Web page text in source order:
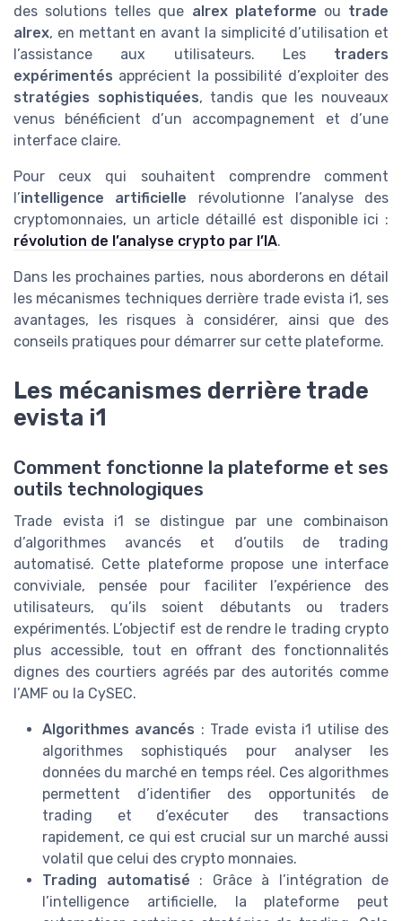
des solutions telles que alrex plateforme ou trade
alrex, en mettant en avant la simplicité d’utilisation et
l’assistance aux utilisateurs. Les traders
expérimentés apprécient la possibilité d’exploiter des
stratégies sophistiquées, tandis que les nouveaux
venus bénéficient d’un accompagnement et d’une
interface claire.
Pour ceux qui souhaitent comprendre comment
l’intelligence artificielle révolutionne l’analyse des
cryptomonnaies, un article détaillé est disponible ici :
révolution de l’analyse crypto par l’IA.
Dans les prochaines parties, nous aborderons en détail
les mécanismes techniques derrière trade evista i1, ses
avantages, les risques à considérer, ainsi que des
conseils pratiques pour démarrer sur cette plateforme.
Les mécanismes derrière trade
evista i1
Comment fonctionne la plateforme et ses
outils technologiques
Trade evista i1 se distingue par une combinaison
d’algorithmes avancés et d’outils de trading
automatisé. Cette plateforme propose une interface
conviviale, pensée pour faciliter l’expérience des
utilisateurs, qu’ils soient débutants ou traders
expérimentés. L’objectif est de rendre le trading crypto
plus accessible, tout en offrant des fonctionnalités
dignes des courtiers agréés par des autorités comme
l’AMF ou la CySEC.
Algorithmes avancés : Trade evista i1 utilise des
algorithmes sophistiqués pour analyser les
données du marché en temps réel. Ces algorithmes
permettent d’identifier des opportunités de
trading et d’exécuter des transactions
rapidement, ce qui est crucial sur un marché aussi
volatil que celui des crypto monnaies.
Trading automatisé : Grâce à l’intégration de
l’intelligence artificielle, la plateforme peut